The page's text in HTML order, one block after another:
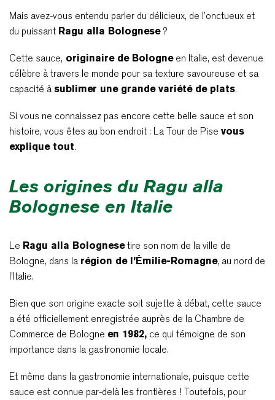
Mais avez-vous entendu parler du délicieux, de l’onctueux et
du puissant Ragu alla Bolognese?
Cette sauce, originaire de Bologneen Italie, est devenue
célèbre à travers le monde pour sa texture savoureuse et sa
capacité àsublimer une grande variété de plats.
Si vous ne connaissez pas encore cette belle sauce et son
histoire, vous êtes au bon endroit : La Tour de Pise vous
explique tout.
Les origines du Ragu alla
Bolognese en Italie
Le Ragu alla Bolognesetire son nom de la ville de
Bologne, dans la région de l’Émilie-Romagne, au nord de
l’Italie.
Bien que son origine exacte soit sujette à débat, cette sauce
a été officiellement enregistrée auprès de la Chambre de
Commerce de Bologne en 1982, ce qui témoigne de son
importance dans la gastronomie locale.
Et même dans la gastronomie internationale, puisque cette
sauce est connue par-delà les frontières ! Toutefois, pour